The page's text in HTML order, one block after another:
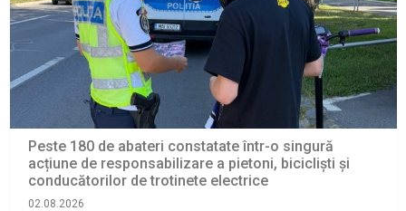
Peste 180 de abateri constatate într-o singură
acțiune de responsabilizare a pietoni, bicicliști și
conducătorilor de trotinete electrice
02.08.2026